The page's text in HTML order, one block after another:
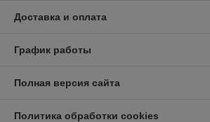
Доставка и оплата
График работы
Полная версия сайта
Политика обработки cookies